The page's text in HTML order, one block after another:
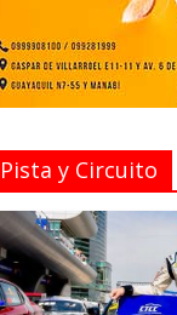
Pista y Circuito